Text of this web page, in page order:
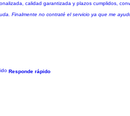
calidad garantizada y plazos cumplidos,
Finalmente no contraté el servicio ya que me
Responde rápido